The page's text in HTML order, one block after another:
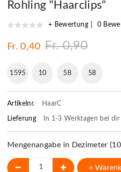
Rohling "Haarclips"
+ Bewertung 0
Fr. 0,40 Fr. 0,90
1595 10 58 57
Artikelnr. HaarC
Lieferung In 1-3 Werktagen bei dir
Mengenangabe in Dezimeter
+